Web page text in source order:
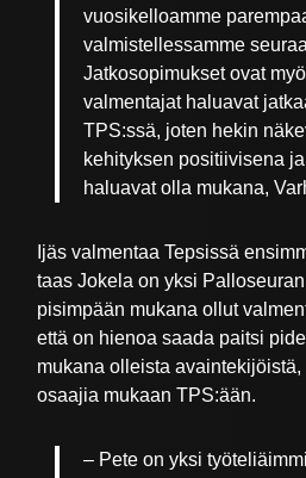
vuosikelloamme
valmistellessamme
Jatkosopimukset ovat
valmentajat haluavat
TPS:ssä, joten hekin
kehityksen positiivisena
haluavat olla mukana,
Ijäs valmentaa Tepsissä
taas Jokela on yksi
pisimpään mukana ollut
että on hienoa saada paitsi
mukana olleista
osaajia mukaan TPS:ään.
– Pete on yksi